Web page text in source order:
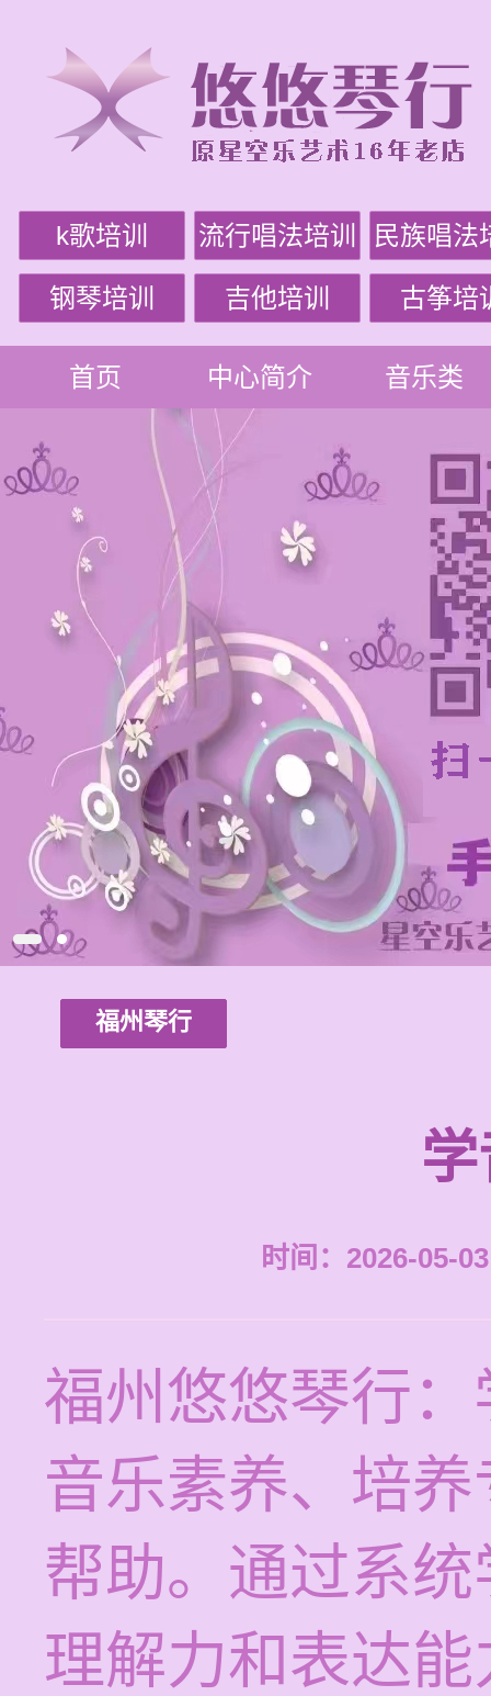
k歌培训 流行唱法培训 民族唱法
钢琴培训 吉他培训 古筝培
首页 中心简介 音乐类
福州琴行
时间：2026-05-
福州悠悠琴行
音乐素养、培
帮助。通过系
理解力和表达能